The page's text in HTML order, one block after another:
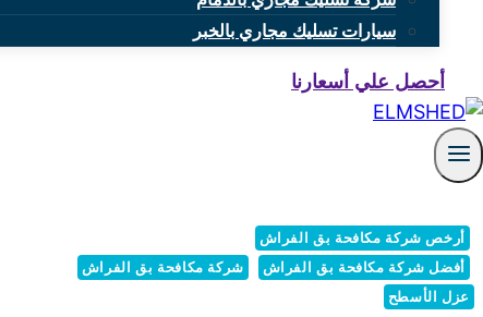
سيارات تسليك مجاري بالخبر
أحصل علي أسعارنا
أرخص شركة مكافحة بق الفراش
أفضل شركة مكافحة بق الفراش
شركة مكافحة بق الفراش
عزل الأسطح